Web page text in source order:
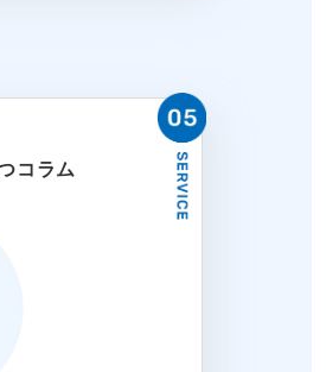
コラム